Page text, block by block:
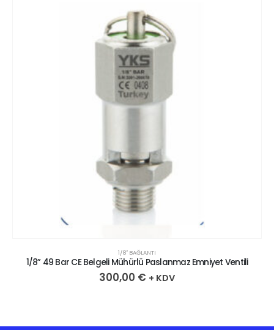
1/8″ BAĞLANTI
1/8” 49 Bar CE Belgeli Mühürlü Paslanmaz Emniyet Ventili
300,00 € + KDV